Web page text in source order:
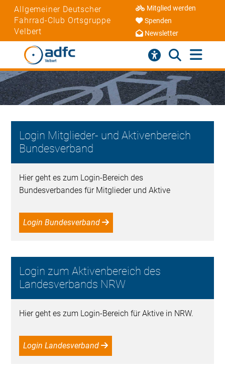
Allgemeiner Deutscher
Fahrrad-Club Ortsgruppe
Velbert
Mitglied werden
Spenden
Newsletter
Login Mitglieder- und Aktivenbereich
Bundesverband
Hier geht es zum Login-Bereich des
Bundesverbandes für Mitglieder und Aktive
Login Bundesverband
Login zum Aktivenbereich des
Landesverbands NRW
Hier geht es zum Login-Bereich für Aktive in NRW.
Login Landesverband